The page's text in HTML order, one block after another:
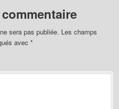
sera pas publiée. Les champs
avec*